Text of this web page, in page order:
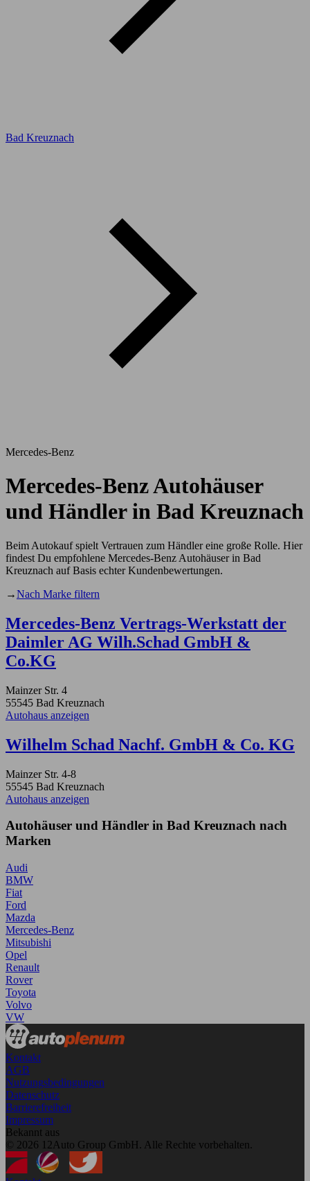
Bad Kreuznach
Mercedes-Benz
Mercedes-Benz Autohäuser
und Händler in Bad Kreuznach
Beim Autokauf spielt Vertrauen zum Händler eine große Rolle. Hier
findest Du empfohlene Mercedes-Benz Autohäuser in Bad
Kreuznach auf Basis echter Kundenbewertungen.
→Nach Marke filtern
Mercedes-Benz Vertrags-Werkstatt der
Daimler AG Wilh.Schad GmbH &
Co.KG
Mainzer Str. 4
55545 Bad Kreuznach
Autohaus anzeigen
Wilhelm Schad Nachf. GmbH & Co. KG
Mainzer Str. 4-8
55545 Bad Kreuznach
Autohaus anzeigen
Autohäuser und Händler in Bad Kreuznach nach
Marken
Audi
BMW
Fiat
Ford
Mazda
Mercedes-Benz
Mitsubishi
Opel
Renault
Rover
Toyota
Volvo
VW
Kontakt
AGB
Nutzungsbedingungen
Datenschutz
Barrierefreiheit
Impressum
Bekannt aus
© 2026 12Auto Group GmbH. Alle Rechte vorbehalten.